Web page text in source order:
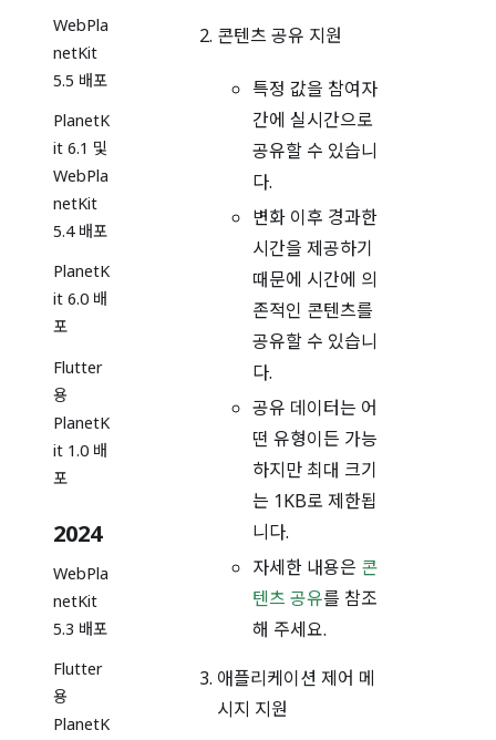
WebPla
netKit
5.5 배포
PlanetK
it 6.1 및
WebPla
netKit
5.4 배포
PlanetK
it 6.0 배
포
Flutter
용
PlanetK
it 1.0 배
포
2024
WebPla
netKit
5.3 배포
Flutter
용
PlanetK
콘텐츠 공유 지원
특정 값을 참여자
간에 실시간으로
공유할 수 있습니
다.
변화 이후 경과한
시간을 제공하기
때문에 시간에 의
존적인 콘텐츠를
공유할 수 있습니
다.
공유 데이터는 어
떤 유형이든 가능
하지만 최대 크기
는 1KB로 제한됩
니다.
자세한 내용은 콘
텐츠 공유를 참조
해 주세요.
애플리케이션 제어 메
시지 지원